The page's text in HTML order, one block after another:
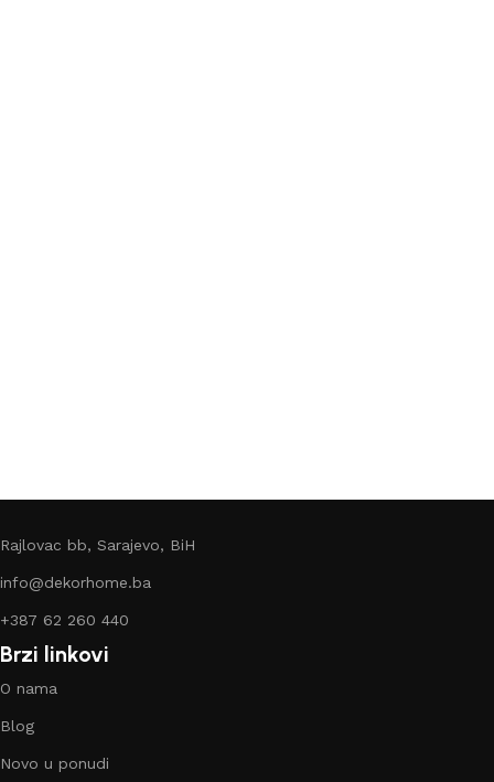
Rajlovac bb, Sarajevo, BiH
info@dekorhome.ba
+387 62 260 440
Brzi linkovi
O nama
Blog
Novo u ponudi